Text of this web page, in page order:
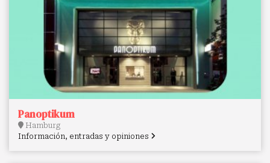
Panoptikum
Hamburg
Información, entradas y opiniones